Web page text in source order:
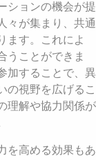
ションの機会が提
々が集まり、共通
ます。これによ
うことができま
加することで、異
の視野を広げるこ
理解や協力関係が
を高める効果もあ